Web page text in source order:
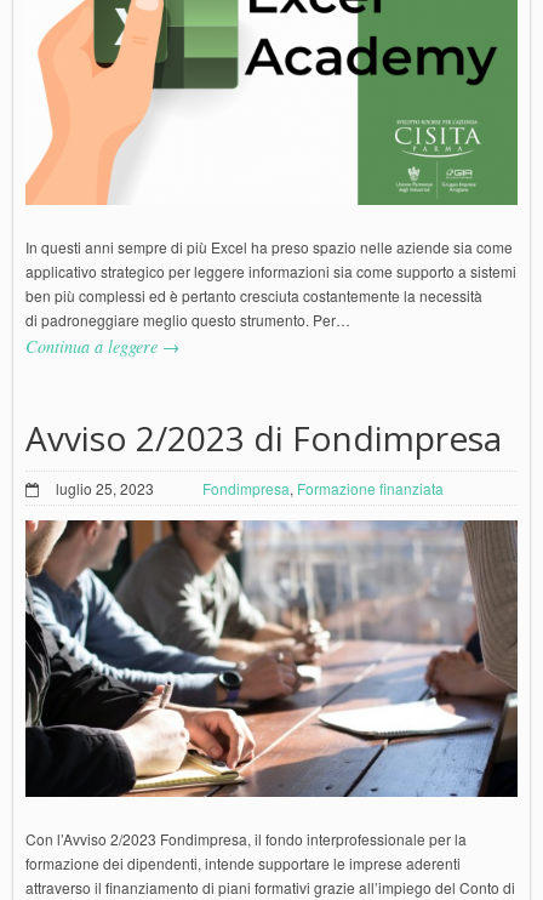
In questi anni sempre di più Excel ha preso spazio nelle aziende sia come
applicativo strategico per leggere informazioni sia come supporto a sistemi
ben più complessi ed è pertanto cresciuta costantemente la necessità
di padroneggiare meglio questo strumento. Per…
Continua a leggere →
Avviso 2/2023 di Fondimpresa
luglio 25, 2023 Fondimpresa, Formazione finanziata
Con l’Avviso 2/2023 Fondimpresa, il fondo interprofessionale per la
formazione dei dipendenti, intende supportare le imprese aderenti
attraverso il finanziamento di piani formativi grazie all’impiego del Conto di